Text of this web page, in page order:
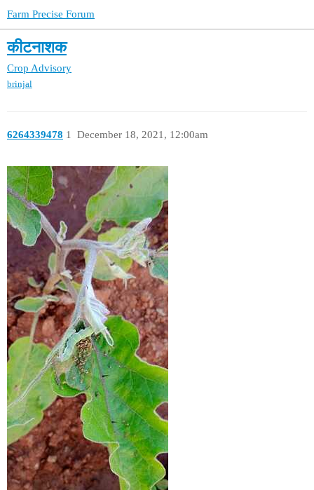
Farm Precise Forum
कीटनाशक
Crop Advisory
brinjal
6264339478 December 18, 2021, 12:00am
1